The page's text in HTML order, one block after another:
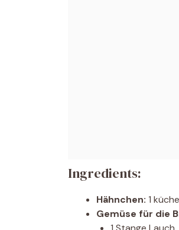
Ingredients:
Hähnchen: 1
Gemüse für die